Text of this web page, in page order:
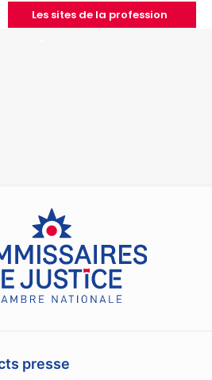
Les sites de la profession
presse